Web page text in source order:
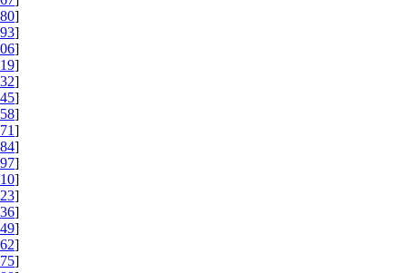
]
]
]
]
]
]
]
]
]
]
]
]
]
]
]
]